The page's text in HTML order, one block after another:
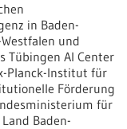
in Baden-
und
Tübingen AI Center
Planck-Institut für
Förderung
für
Baden-